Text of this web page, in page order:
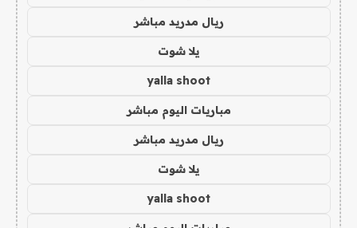
ريال مدريد مباشر
يلا شوت
yalla shoot
مباريات اليوم مباشر
ريال مدريد مباشر
يلا شوت
yalla shoot